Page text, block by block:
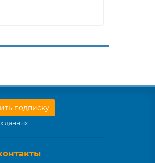
подписку
данных